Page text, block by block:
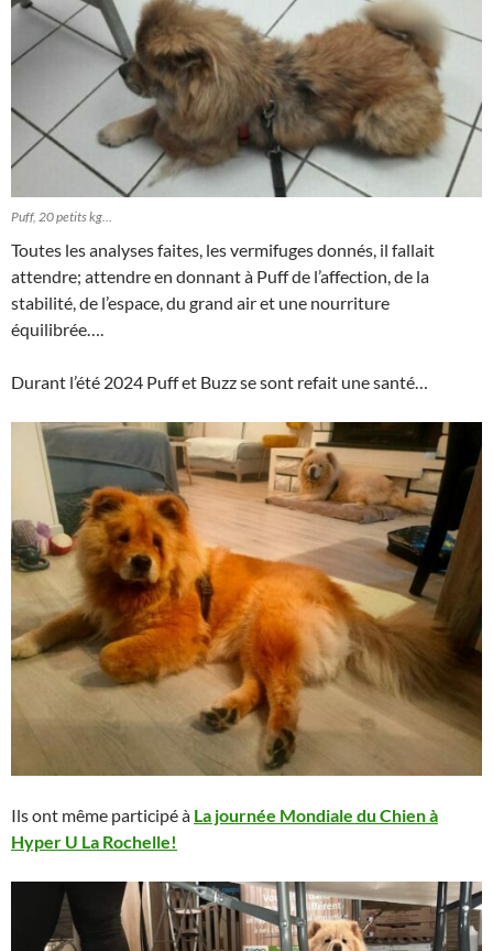
Puff, 20 petits kg…
Toutes les analyses faites, les vermifuges donnés, il fallait
attendre; attendre en donnant à Puff de l’affection, de la
stabilité, de l’espace, du grand air et une nourriture
équilibrée….
Durant l’été 2024 Puff et Buzz se sont refait une santé…
Ils ont même participé à La journée Mondiale du Chien à
Hyper U La Rochelle!